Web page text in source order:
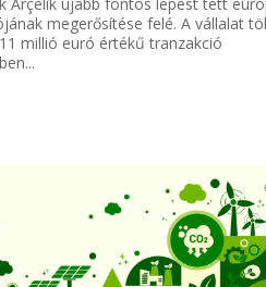
megerősítése felé. A vállalat
millió euró értékű tranzakció